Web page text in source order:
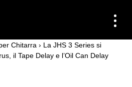
Chitarra › La JHS 3 Series si
il Tape Delay e l’Oil Can Delay